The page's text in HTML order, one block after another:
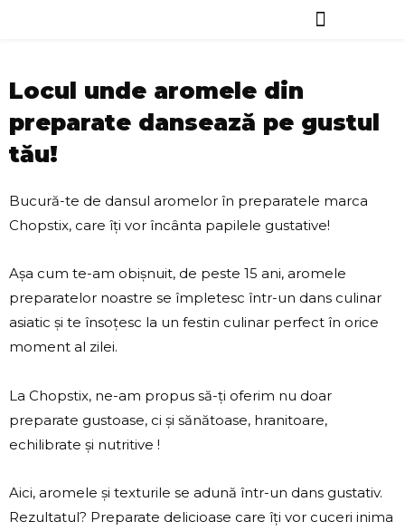
Locul unde aromele din
preparate dansează pe gustul
tău!
Bucură-te de dansul aromelor în preparatele marca
Chopstix, care îți vor încânta papilele gustative!
Așa cum te-am obișnuit, de peste 15 ani, aromele
preparatelor noastre se împletesc într-un dans culinar
asiatic și te însoțesc la un festin culinar perfect în orice
moment al zilei.
La Chopstix, ne-am propus să-ți oferim nu doar
preparate gustoase, ci și sănătoase, hranitoare,
echilibrate și nutritive !
Aici, aromele și texturile se adună într-un dans gustativ.
Rezultatul? Preparate delicioase care îți vor cuceri inima